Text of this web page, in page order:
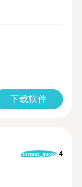
下载软件
format_quote 4